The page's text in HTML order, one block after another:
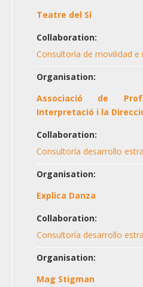
Teatre del Sí
Collaboration:
Consultoría de movilidad e
Organisation:
Associació de
Interpretació i la
Collaboration:
Consultoría desarrollo
Organisation:
Explica Danza
Collaboration:
Consultoría desarrollo
Organisation:
Mag Stigman